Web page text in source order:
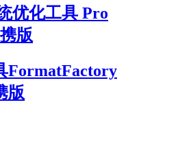
优化工具 Pro
版
FormatFactory
版